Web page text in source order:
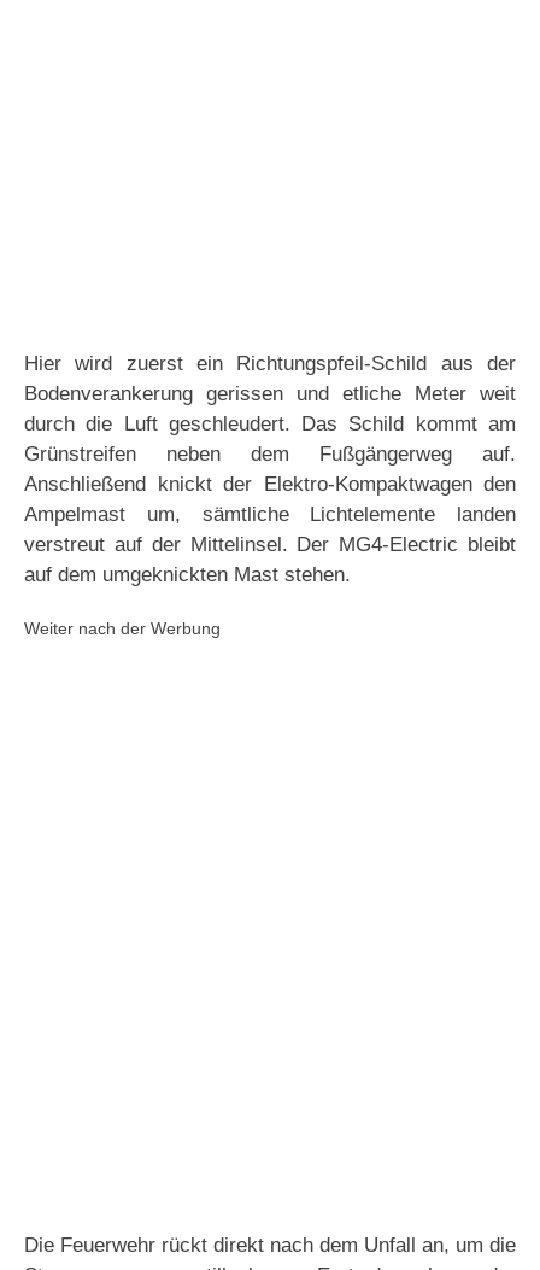
Hier wird zuerst ein Richtungspfeil-Schild aus der
Bodenverankerung gerissen und etliche Meter weit
durch die Luft geschleudert. Das Schild kommt am
Grünstreifen neben dem Fußgängerweg auf.
Anschließend knickt der Elektro-Kompaktwagen den
Ampelmast um, sämtliche Lichtelemente landen
verstreut auf der Mittelinsel. Der MG4-Electric bleibt
auf dem umgeknickten Mast stehen.
Weiter nach der Werbung
Die Feuerwehr rückt direkt nach dem Unfall an, um die